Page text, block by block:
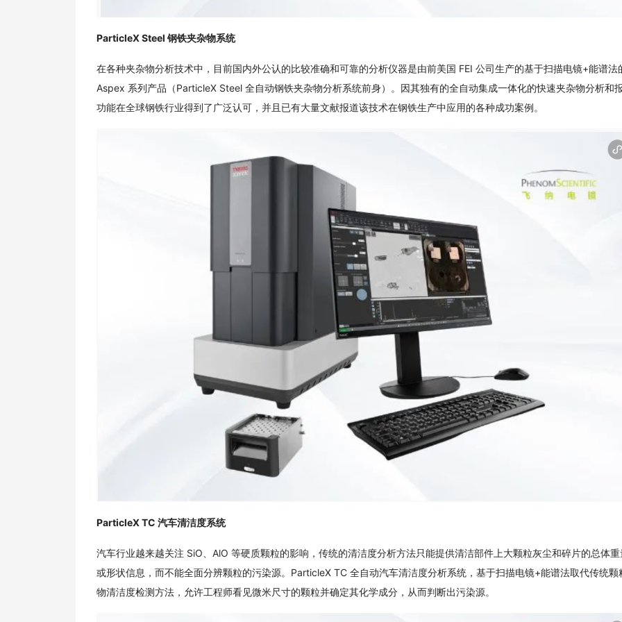
ParticleX Steel 钢铁夹杂物系统
在各种夹杂物分析技术中，目前国内外公认的比较准确和可靠的分析仪器是由前美国 FEI 公司生产的基于扫描电镜+能谱法
Aspex 系列产品（ParticleX Steel 全自动钢铁夹杂物分析系统前身）。因其独有的全自动集成一体化的快速夹杂物分析和
功能在全球钢铁行业得到了广泛认可，并且已有大量文献报道该技术在钢铁生产中应用的各种成功案例。
ParticleX TC 汽车清洁度系统
汽车行业越来越关注 SiO、AlO 等硬质颗粒的影响，传统的清洁度分析方法只能提供清洁部件上大颗粒灰尘和碎片的总体重
或形状信息，而不能全面分辨颗粒的污染源。ParticleX TC 全自动汽车清洁度分析系统，基于扫描电镜+能谱法取代传统颗
物清洁度检测方法，允许工程师看见微米尺寸的颗粒并确定其化学成分，从而判断出污染源。